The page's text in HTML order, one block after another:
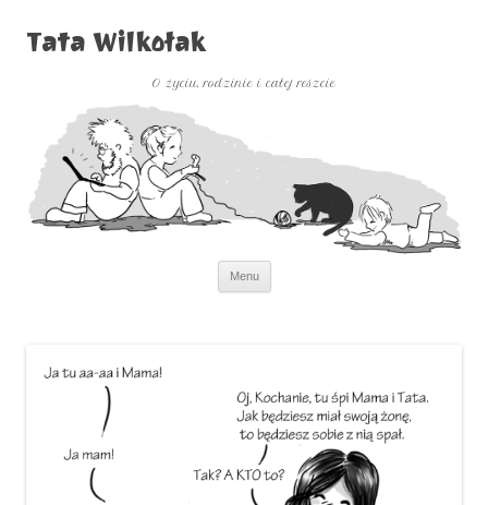
Tata Wilkołak
O życiu, rodzinie i całej reszcie
Menu